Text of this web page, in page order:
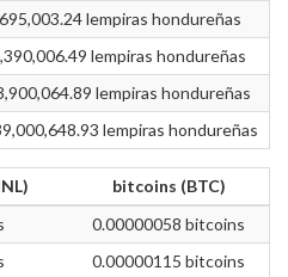
lempiras hondureñas
lempiras hondureñas
lempiras hondureñas
lempiras hondureñas
bitcoins (BTC)
0.00000058 bitcoins
0.00000115 bitcoins